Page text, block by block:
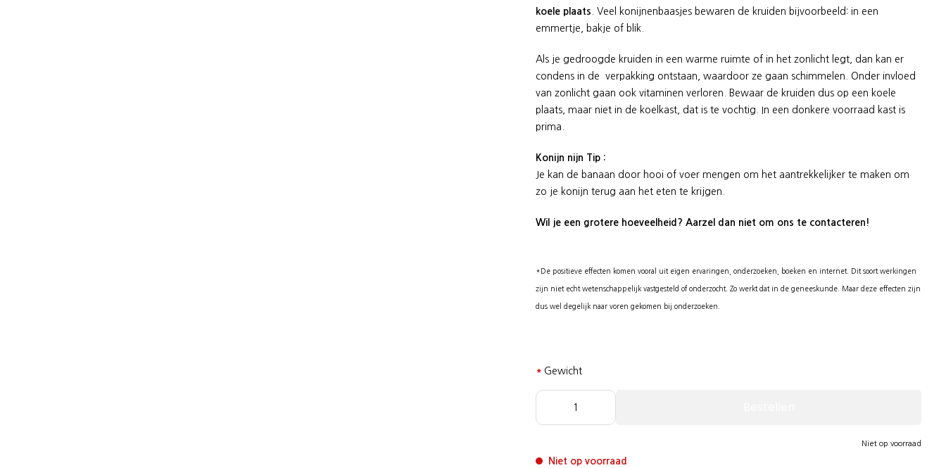
koele plaats . Veel konijnenbaasjes bewaren de kruiden bijvoorbeeld: in een
emmertje, bakje of blik.
Als je gedroogde kruiden in een warme ruimte of in het zonlicht legt, dan kan er
condens in de verpakking ontstaan, waardoor ze gaan schimmelen. Onder invloed
van zonlicht gaan ook vitaminen verloren. Bewaar de kruiden dus op een koele
plaats, maar niet in de koelkast, dat is te vochtig. In een donkere voorraad kast is
prima.
Konijn nijn Tip :
Je kan de banaan door hooi of voer mengen om het aantrekkelijker te maken om
zo je konijn terug aan het eten te krijgen.
Wil je een grotere hoeveelheid? Aarzel dan niet om ons te contacteren!
*De positieve effecten komen vooral uit eigen ervaringen, onderzoeken, boeken en internet. Dit soort werkingen
zijn niet echt wetenschappelijk vastgesteld of onderzocht. Zo werkt dat in de geneeskunde. Maar deze effecten zijn
dus wel degelijk naar voren gekomen bij onderzoeken.
* Gewicht
Niet op voorraad
Niet op voorraad